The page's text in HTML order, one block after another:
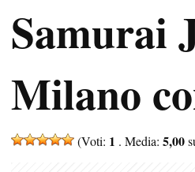
Samurai
Milano
(Voti: 1 . Media: 5,00